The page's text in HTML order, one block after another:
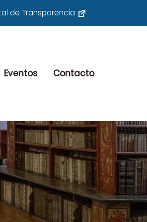
de Transparencia
Eventos Contacto